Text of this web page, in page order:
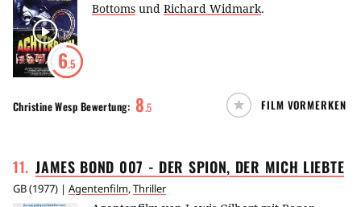
6.5
Bottoms und Richard Widmark.
Christine Wesp Bewertung: 8.5 FILM VORMERKEN
11. JAMES BOND 007 - DER SPION, DER MICH LIEBTE
GB(1977) | Agentenfilm,Thriller